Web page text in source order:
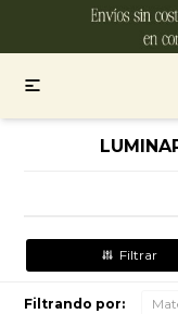

Filtrando por: